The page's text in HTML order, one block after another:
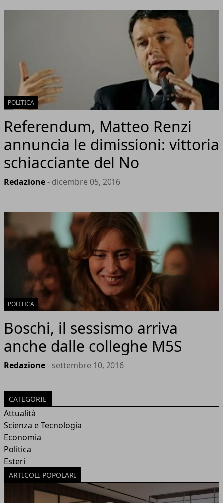
POLITICA
Referendum, Matteo Renzi
annuncia le dimissioni: vittoria
schiacciante del No
Redazione- dicembre 05, 2016
POLITICA
Boschi, il sessismo arriva
anche dalle colleghe M5S
Redazione- settembre 10, 2016
CATEGORIE
Attualità
Scienza e Tecnologia
Economia
Politica
Esteri
ARTICOLI POPOLARI